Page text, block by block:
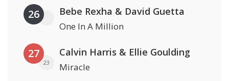
26 Bebe Rexha & David Guetta
One In A Million
27
23
Calvin Harris & Ellie Goulding
Miracle